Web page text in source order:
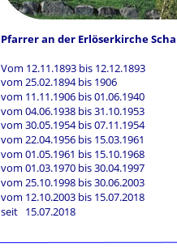
Pfarrer an der Erlöserkirche
Vom 12.11.1893 bis 12.12.1893
vom 25.02.1894 bis 1906
vom 11.11.1906 bis 01.06.1940
vom 04.06.1938 bis 31.10.1953
vom 30.05.1954 bis 07.11.1954
vom 22.04.1956 bis 15.03.1961
vom 01.05.1961 bis 15.10.1968
vom 01.03.1970 bis 30.04.1997
vom 25.10.1998 bis 30.06.2003
vom 12.10.2003 bis 15.07.2018
seit   15.07.2018